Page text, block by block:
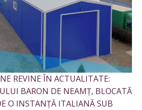
REVINE ÎN ACTUALITATE:
BARON DE NEAMȚ, BLOCATĂ
O INSTANȚĂ ITALIANĂ SUB